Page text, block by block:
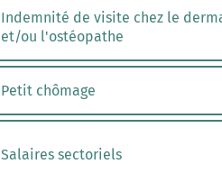
Indemnité de visite chez le
et/ou l'ostéopathe
Petit chômage
Salaires sectoriels